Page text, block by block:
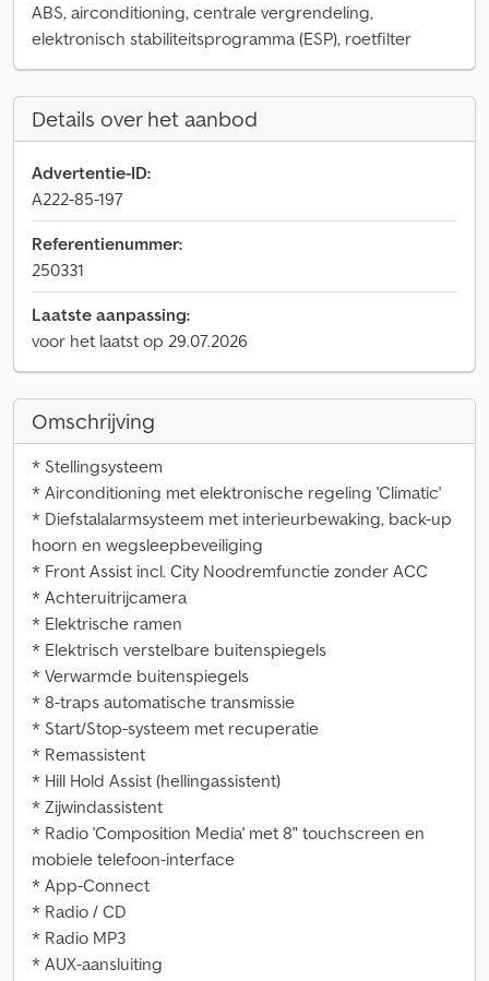
ABS, airconditioning, centrale vergrendeling,
elektronisch stabiliteitsprogramma (ESP), roetfilter
Details over het aanbod
Advertentie-ID:
A222-85-197
Referentienummer:
250331
Laatste aanpassing:
voor het laatst op 29.07.2026
Omschrijving
* Stellingsysteem
* Airconditioning met elektronische regeling 'Climatic'
* Diefstalalarmsysteem met interieurbewaking, back-up
hoorn en wegsleepbeveiliging
* Front Assist incl. City Noodremfunctie zonder ACC
* Achteruitrijcamera
* Elektrische ramen
* Elektrisch verstelbare buitenspiegels
* Verwarmde buitenspiegels
* 8-traps automatische transmissie
* Start/Stop-systeem met recuperatie
* Remassistent
* Hill Hold Assist (hellingassistent)
* Zijwindassistent
* Radio 'Composition Media' met 8" touchscreen en
mobiele telefoon-interface
* App-Connect
* Radio / CD
* Radio MP3
* AUX-aansluiting